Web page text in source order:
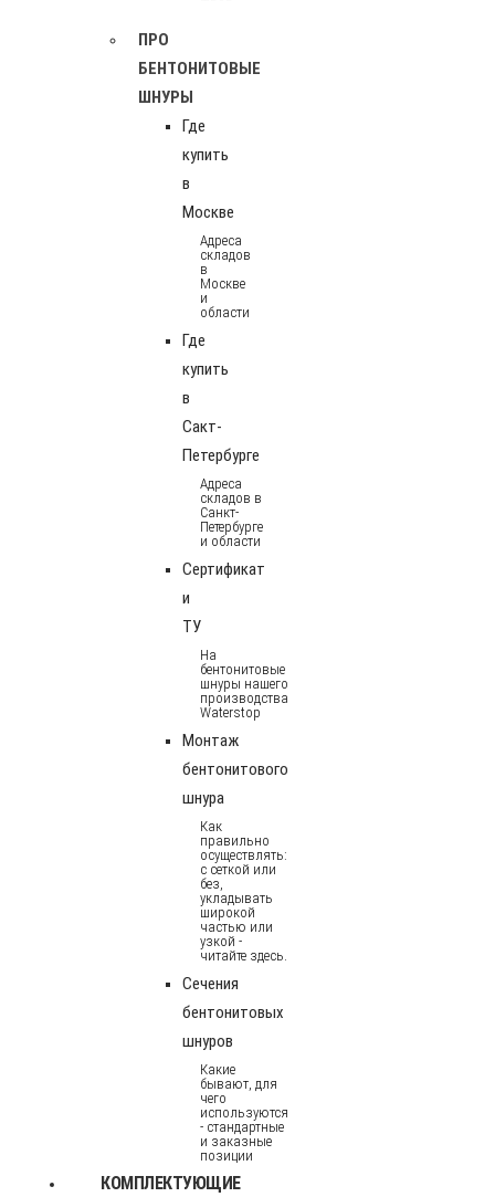
ПРО
БЕНТОНИТОВЫЕ
ШНУРЫ
Где
купить
в
Москве
Адреса
складов
в
Москве
и
области
Где
купить
в
Сакт-
Петербурге
Адреса
складов в
Санкт-
Петербурге
и области
Сертификат
и
ТУ
На
бентонитовые
шнуры нашего
производства
Waterstop
Монтаж
бентонитового
шнура
Как
правильно
осуществлять:
с сеткой или
без,
укладывать
широкой
частью или
узкой -
читайте здесь.
Сечения
бентонитовых
шнуров
Какие
бывают, для
чего
используются
- стандартные
и заказные
позиции
КОМПЛЕКТУЮЩИЕ